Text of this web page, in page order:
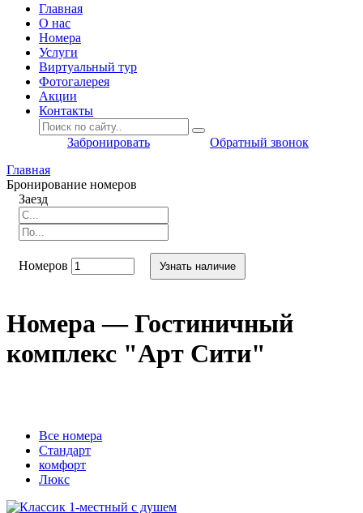
Главная
O нас
Номера
Услуги
Виртуальный тур
Фотогалерея
Акции
Контакты
Забронировать
Обратный звонок
Главная
Бронирование номеров
Заезд
Номеров Узнать наличие
Номера — Гостиничный
комплекс "Арт Сити"
Вcе номера
Стандарт
комфорт
Люкс